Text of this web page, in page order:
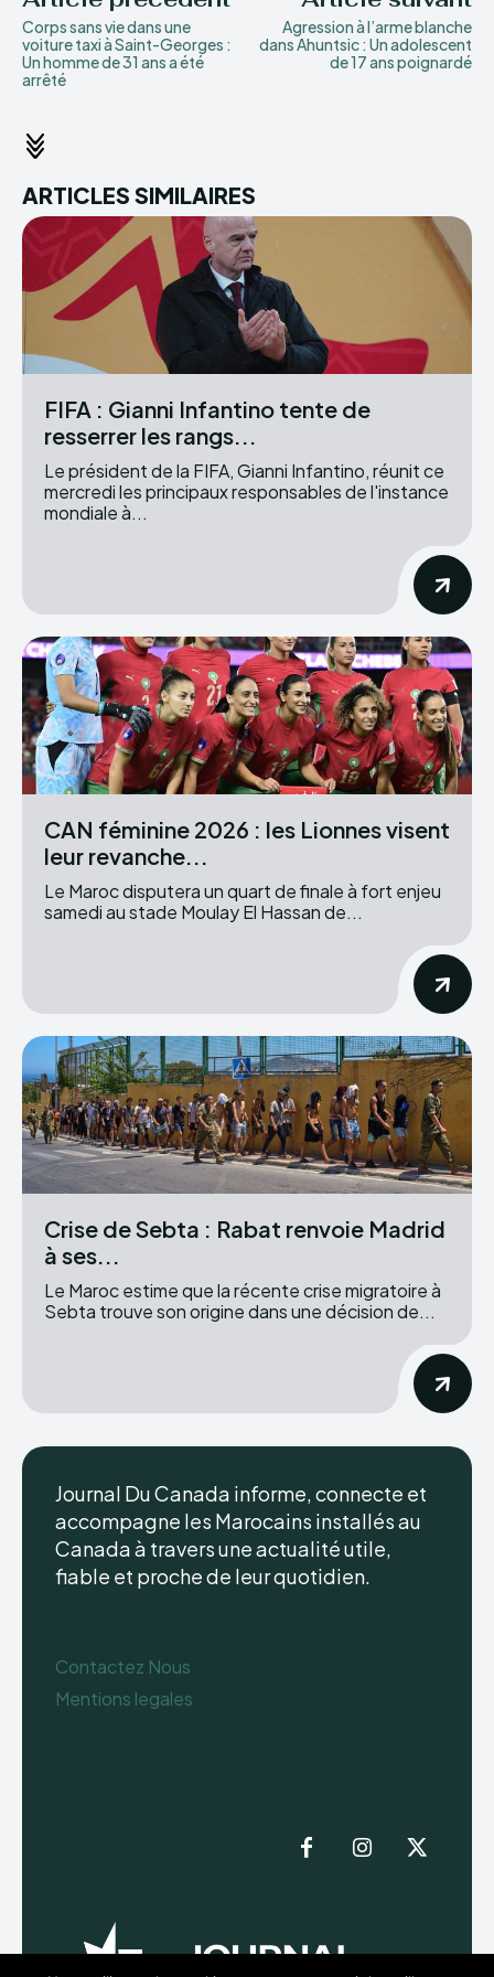
Corps sans vie dans une
voiture taxi à Saint-Georges :
Un homme de 31 ans a été
arrêté
Agression à l’arme blanche
dans Ahuntsic : Un adolescent
de 17 ans poignardé
ARTICLES SIMILAIRES
FIFA : Gianni Infantino tente de
resserrer les rangs...
Le président de la FIFA, Gianni Infantino, réunit ce
mercredi les principaux responsables de l'instance
mondiale à...
CAN féminine 2026 : les Lionnes visent
leur revanche...
Le Maroc disputera un quart de finale à fort enjeu
samedi au stade Moulay El Hassan de...
Crise de Sebta : Rabat renvoie Madrid
à ses...
Le Maroc estime que la récente crise migratoire à
Sebta trouve son origine dans une décision de...
Journal Du Canada informe, connecte et
accompagne les Marocains installés au
Canada à travers une actualité utile,
fiable et proche de leur quotidien.
Contactez Nous
Mentions legales